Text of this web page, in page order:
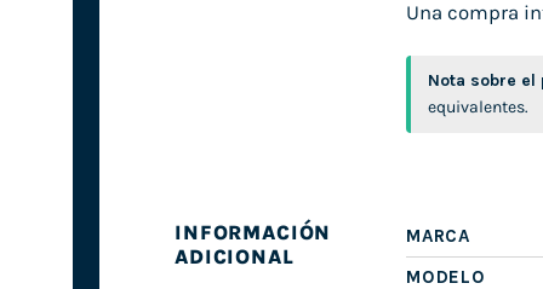
Una compra
Nota sobre el
equivalentes.
INFORMACIÓN
ADICIONAL
MARCA
MODELO